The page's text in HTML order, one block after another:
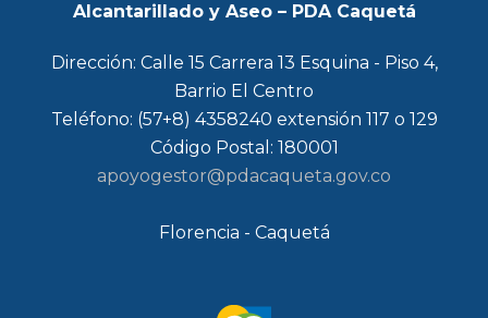
Alcantarillado y Aseo – PDA Caquetá
Dirección: Calle 15 Carrera 13 Esquina - Piso 4,
Barrio El Centro
Teléfono: (57+8) 4358240 extensión 117 o 129
Código Postal: 180001
apoyogestor@pdacaqueta.gov.co
Florencia - Caquetá